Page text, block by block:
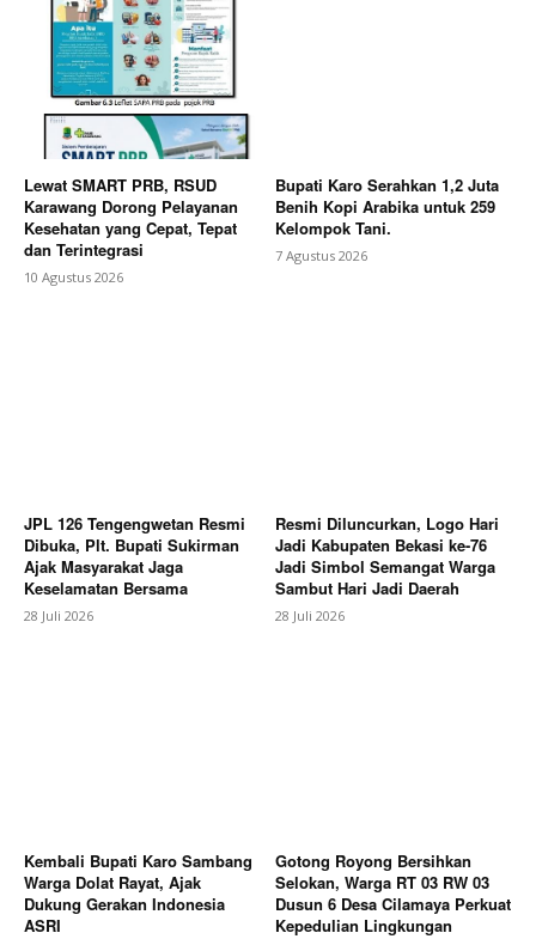
SUBSCRIBE NOW
Company
Berita Lainnya Dit Binmas Polda Jateng Asistensi
Bhabinkamtibmas Polres Pekalongan, Perkuat
Lewat SMART PRB, RSUD
Karawang Dorong Pelayanan
Kesehatan yang Cepat, Tepat
dan Terintegrasi
10 Agustus 2026
Bupati Karo Serahkan 1,2 Juta
Benih Kopi Arabika untuk 259
Kelompok Tani.
7 Agustus 2026
JPL 126 Tengengwetan Resmi
Dibuka, Plt. Bupati Sukirman
Ajak Masyarakat Jaga
Keselamatan Bersama
28 Juli 2026
Resmi Diluncurkan, Logo Hari
Jadi Kabupaten Bekasi ke-76
Jadi Simbol Semangat Warga
Sambut Hari Jadi Daerah
28 Juli 2026
Kembali Bupati Karo Sambang
Warga Dolat Rayat, Ajak
Dukung Gerakan Indonesia
ASRI
Gotong Royong Bersihkan
Selokan, Warga RT 03 RW 03
Dusun 6 Desa Cilamaya Perkuat
Kepedulian Lingkungan